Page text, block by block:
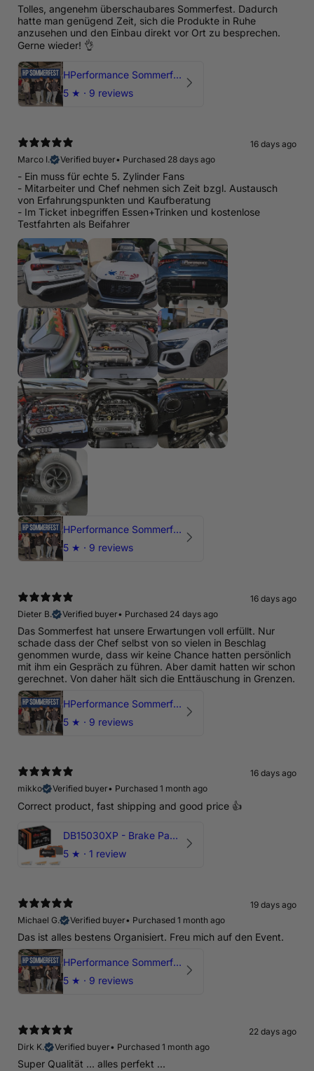
Tolles, angenehm überschaubares Sommerfest. Dadurch
hatte man genügend Zeit, sich die Produkte in Ruhe
anzusehen und den Einbau direkt vor Ort zu besprechen.
Gerne wieder! 👌
HPerformance Sommerfest 2026
5 ★ · 9 reviews
16 days ago
Marco I.
Verified buyer• Purchased 28 days ago
- Ein muss für echte 5. Zylinder Fans
- Mitarbeiter und Chef nehmen sich Zeit bzgl. Austausch
von Erfahrungspunkten und Kaufberatung
- Im Ticket inbegriffen Essen+Trinken und kostenlose
Testfahrten als Beifahrer
HPerformance Sommerfest 2026
5 ★ · 9 reviews
16 days ago
Dieter B.
Verified buyer• Purchased 24 days ago
Das Sommerfest hat unsere Erwartungen voll erfüllt. Nur
schade dass der Chef selbst von so vielen in Beschlag
genommen wurde, dass wir keine Chance hatten persönlich
mit ihm ein Gespräch zu führen. Aber damit hatten wir schon
gerechnet. Von daher hält sich die Enttäuschung in Grenzen.
HPerformance Sommerfest 2026
5 ★ · 9 reviews
16 days ago
mikko
Verified buyer• Purchased 1 month ago
Correct product, fast shipping and good price 👍
DB15030XP - Brake Pads Xtreme Performance | Front Axle
5 ★ · 1 review
19 days ago
Michael G.
Verified buyer• Purchased 1 month ago
Das ist alles bestens Organisiert. Freu mich auf den Event.
HPerformance Sommerfest 2026
5 ★ · 9 reviews
22 days ago
Dirk K.
Verified buyer• Purchased 1 month ago
Super Qualität ... alles perfekt ...